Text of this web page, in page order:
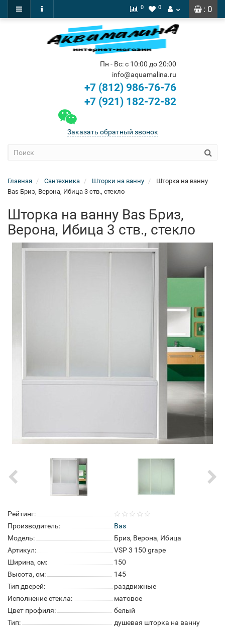
: 0
0 0
Пн - Вс: с 10:00 до 20:00
info@aquamalina.ru
+7 (812) 986-76-76
+7 (921) 182-72-82
Заказать обратный звонок
Главная Сантехника Шторки на ванну
Шторка на ванну
Bas Бриз, Верона, Ибица 3 ств., стекло
Шторка на ванну Bas Бриз,
Верона, Ибица 3 ств., стекло
Рейтинг:
Производитель:
Bas
Модель:
Бриз, Верона, Ибица
Артикул:
VSP 3 150 grape
Ширина, см:
150
Высота, см:
145
Тип дверей:
раздвижные
Исполнение стекла:
матовое
Цвет профиля:
белый
Тип:
душевая шторка на ванну